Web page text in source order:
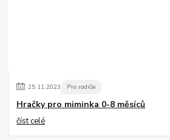
25.11.2023 Pro rodiče
Hračky pro miminka 0-8 měsíců
číst celé